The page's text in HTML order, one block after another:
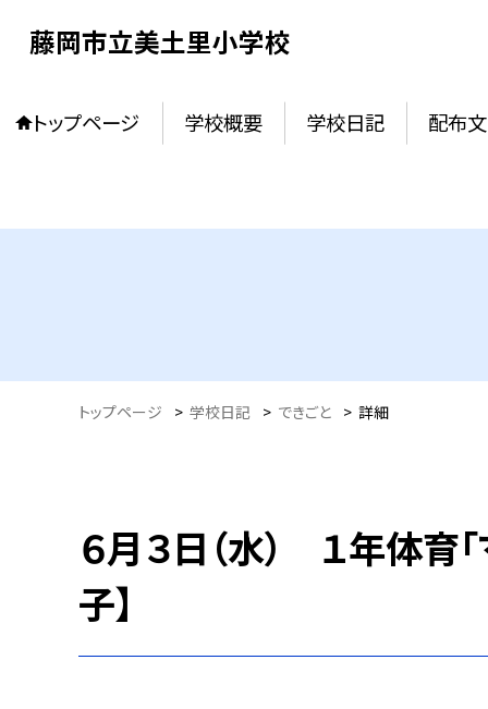
藤岡市立美土里小学校
トップページ 学校概要 学校日記 配布
トップページ > 学校日記 > できごと > 詳細
６月３日（水） １年体育
子】